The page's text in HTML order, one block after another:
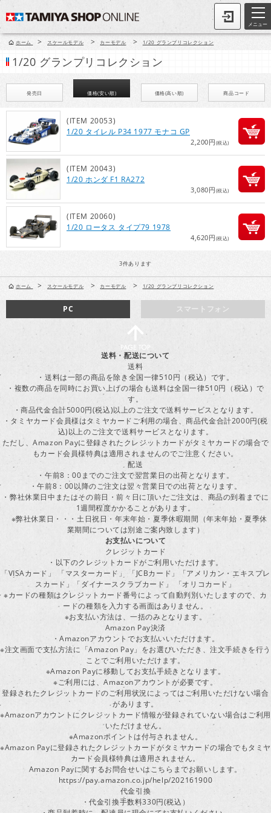
メニュー
ホーム > スケールモデル > カーモデル > 1/20 グランプリコレクション
1/20 グランプリコレクション
発売日 価格(安い順) 価格(高い順) 商品コード
(ITEM 20053)
1/20 タイレル P34 1977 モナコ GP
2,200円(税込)
(ITEM 20043)
1/20 ホンダ F1 RA272
3,080円(税込)
(ITEM 20060)
1/20 ロータス タイプ79 1978
4,620円(税込)
3件あります
ホーム > スケールモデル > カーモデル > 1/20 グランプリコレクション
スマートフォン
PC
送料・配送について
送料
・送料は一部の商品を除き全国一律510円（税込）です。
・複数の商品を同時にお買い上げの場合も送料は全国一律510円（税込）で
す。
・商品代金合計5000円(税込)以上のご注文で送料サービスとなります。
・タミヤカード会員様はタミヤカードご利用の場合、商品代金合計2000円(税
込)以上のご注文で送料サービスとなります。
ただし、Amazon Payに登録されたクレジットカードがタミヤカードの場合で
もカード会員様特典は適用されませんのでご注意ください。
配送
・午前8：00までのご注文で翌営業日の出荷となります。
・午前8：00以降のご注文は翌々営業日での出荷となります。
・弊社休業日中またはその前日・前々日に頂いたご注文は、商品の到着までに
1週間程度かかることがあります。
※弊社休業日・・・土日祝日・年末年始・夏季休暇期間（年末年始・夏季休
業期間については別途ご案内致します）
お支払いについて
クレジットカード
・以下のクレジットカードがご利用いただけます。
「VISAカード」 「マスターカード」 「JCBカード」「アメリカン・エキスプレ
スカード」「ダイナースクラブカード」 「オリコカード」
※カードの種類はクレジットカード番号によって自動判別いたしますので、カ
ードの種類を入力する画面はありません。
※お支払い方法は、一括のみとなります。
Amazon Pay決済
・Amazonアカウントでお支払いいただけます。
※注文画面で支払方法に「Amazon Pay」をお選びいただき、注文手続きを行う
ことでご利用いただけます。
※Amazon Payに移動してお支払手続きとなります。
※ご利用には、Amazonアカウントが必要です。
登録されたクレジットカードのご利用状況によってはご利用いただけない場合
があります。
※Amazonアカウントにクレジットカード情報が登録されていない場合はご利用
いただけません。
※Amazonポイントは付与されません。
※Amazon Payに登録されたクレジットカードがタミヤカードの場合でもタミヤ
カード会員様特典は適用されません。
Amazon Payに関するお問合せいはこちらまでお願いします。
https://pay.amazon.co.jp/help/202161900
代金引換
・代金引換手数料330円(税込）